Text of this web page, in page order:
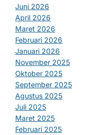
Juni 2026
April 2026
Maret 2026
Februari 2026
Januari 2026
November 2025
Oktober 2025
September 2025
Agustus 2025
Juli 2025
Maret 2025
Februari 2025